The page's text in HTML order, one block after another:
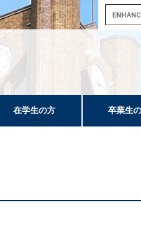
在学生の方 卒業生